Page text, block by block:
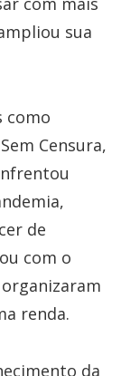
sua
como
Censura,
de
com o
renda.
da